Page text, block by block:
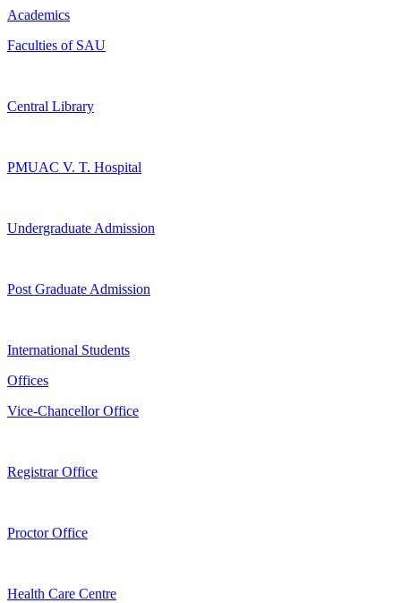
Academics
Faculties of SAU
Central Library
PMUAC V. T. Hospital
Undergraduate Admission
Post Graduate Admission
International Students
Offices
Vice-Chancellor Office
Registrar Office
Proctor Office
Health Care Centre